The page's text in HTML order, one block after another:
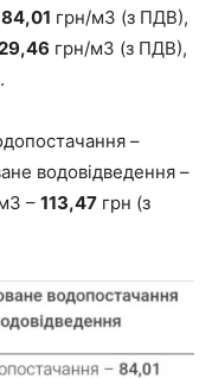
84,01 грн/м3 (з ПДВ),
грн/м3 (з ПДВ),
–
водовідведення –
– 113,47 грн (з